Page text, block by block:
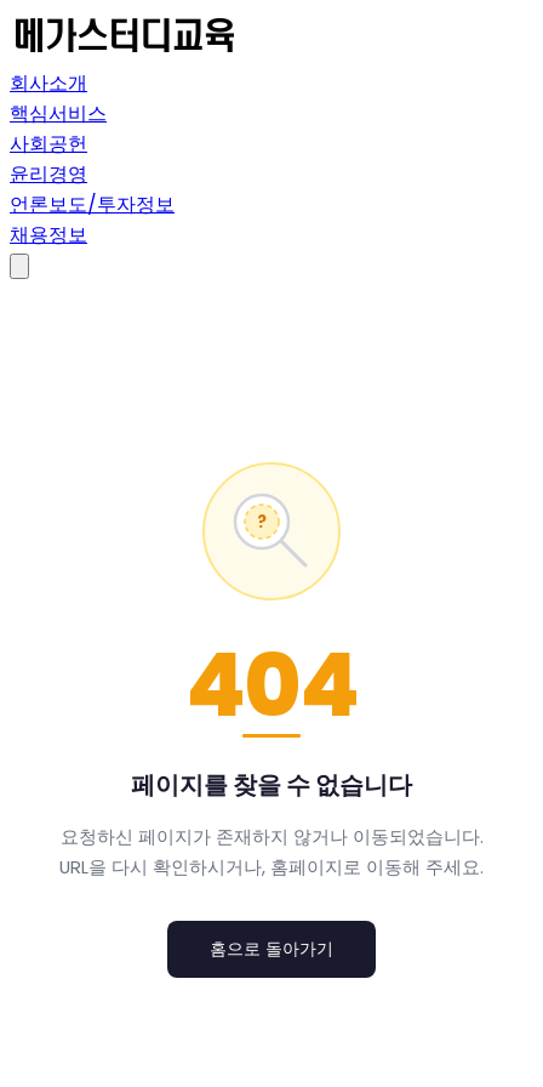
회사소개
핵심서비스
사회공헌
윤리경영
언론보도/투자정보
채용정보
?
404
페이지를 찾을 수 없습니다
요청하신 페이지가 존재하지 않거나 이동되었습니다.
URL을 다시 확인하시거나, 홈페이지로 이동해 주세요.
홈으로 돌아가기